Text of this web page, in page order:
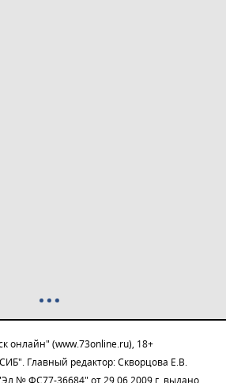
онлайн" (www.73online.ru), 18+
Главный редактор: Скворцова Е.В.